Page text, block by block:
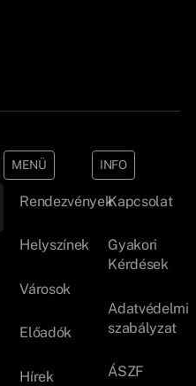
MENÜ
Rendezvények
Helyszínek
Városok
Előadók
Hírek
INFO
Kapcsolat
Gyakori
Kérdések
Adatvédelmi
szabályzat
ÁSZF